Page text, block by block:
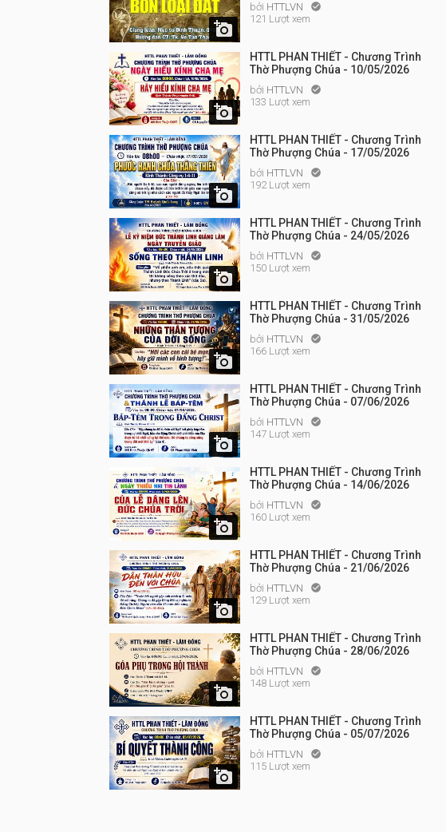

bởi HTTLVN 
121 Lượt xem

HTTL PHAN THIẾT - Chương Trình
Thờ Phượng Chúa - 10/05/2026
bởi HTTLVN 
133 Lượt xem

HTTL PHAN THIẾT - Chương Trình
Thờ Phượng Chúa - 17/05/2026
bởi HTTLVN 
192 Lượt xem

HTTL PHAN THIẾT - Chương Trình
Thờ Phượng Chúa - 24/05/2026
bởi HTTLVN 
150 Lượt xem

HTTL PHAN THIẾT - Chương Trình
Thờ Phượng Chúa - 31/05/2026
bởi HTTLVN 
166 Lượt xem

HTTL PHAN THIẾT - Chương Trình
Thờ Phượng Chúa - 07/06/2026
bởi HTTLVN 
147 Lượt xem

HTTL PHAN THIẾT - Chương Trình
Thờ Phượng Chúa - 14/06/2026
bởi HTTLVN 
160 Lượt xem

HTTL PHAN THIẾT - Chương Trình
Thờ Phượng Chúa - 21/06/2026
bởi HTTLVN 
129 Lượt xem

HTTL PHAN THIẾT - Chương Trình
Thờ Phượng Chúa - 28/06/2026
bởi HTTLVN 
148 Lượt xem

HTTL PHAN THIẾT - Chương Trình
Thờ Phượng Chúa - 05/07/2026
bởi HTTLVN 
115 Lượt xem